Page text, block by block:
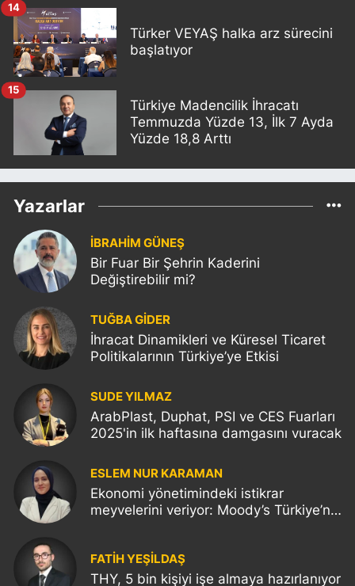
Türker VEYAŞ halka arz sürecini
başlatıyor
14
Türkiye Madencilik İhracatı
Temmuzda Yüzde 13, İlk 7 Ayda
Yüzde 18,8 Arttı
15
Yazarlar
İBRAHİM GÜNEŞ
Bir Fuar Bir Şehrin Kaderini
Değiştirebilir mi?
TUĞBA GİDER
İhracat Dinamikleri ve Küresel Ticaret
Politikalarının Türkiye’ye Etkisi
SUDE YILMAZ
ArabPlast, Duphat, PSI ve CES Fuarları
2025'in ilk haftasına damgasını vuracak
ESLEM NUR KARAMAN
Ekonomi yönetimindeki istikrar
meyvelerini veriyor: Moody’s Türkiye’nin
FATIH YEŞİLDAŞ
THY, 5 bin kişiyi işe almaya hazırlanıyor